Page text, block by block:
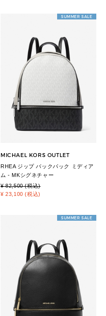
SUMMER SALE
MICHAEL KORS OUTLET
RHEA ジップ バックパック ミディア
ム - MKシグネチャー
¥ 82,500 (税込)
¥ 23,100 (税込)
SUMMER SALE